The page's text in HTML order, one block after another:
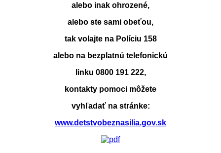
alebo inak ohrozené,
alebo ste sami obeťou,
tak volajte na Políciu 158
alebo na bezplatnú telefonickú
linku 0800 191 222,
kontakty pomoci môžete
vyhľadať na stránke:
www.detstvobeznasilia.gov.sk